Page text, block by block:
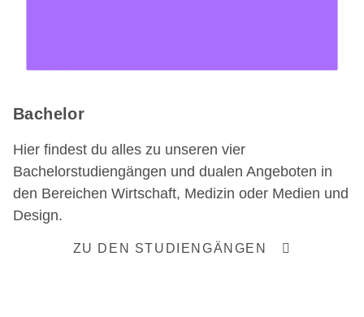
Bachelor
Hier findest du alles zu unseren vier
Bachelorstudiengängen und dualen Angeboten in
den Bereichen Wirtschaft, Medizin oder Medien und
Design.
ZU DEN STUDIENGÄNGEN